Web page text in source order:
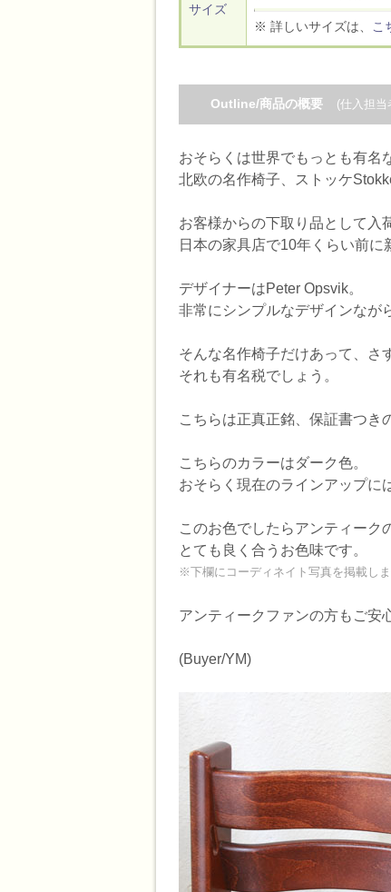
サイズ
※ 詳しいサイズは、 こ
Outline/商品の概要 (仕入担
おそらくは世界でもっとも有名
北欧の名作椅子、ストッケ
お客様からの下取り品として入
日本の家具店で10年くらい前に
デザイナーはPeter Opsvik。
非常にシンプルなデザインなが
そんな名作椅子だけあって、さ
それも有名税でしょう。
こちらは正真正銘、保証書つき
こちらのカラーはダーク色。
おそらく現在のラインアップに
このお色でしたらアンティーク
とても良く合うお色味です。
※下欄にコーディネイト写真を掲載しま
アンティークファンの方もご安
(Buyer/YM)